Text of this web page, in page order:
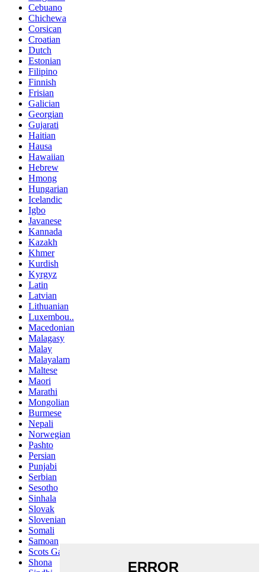
Cebuano
Chichewa
Corsican
Croatian
Dutch
Estonian
Filipino
Finnish
Frisian
Galician
Georgian
Gujarati
Haitian
Hausa
Hawaiian
Hebrew
Hmong
Hungarian
Icelandic
Igbo
Javanese
Kannada
Kazakh
Khmer
Kurdish
Kyrgyz
Latin
Latvian
Lithuanian
Luxembou..
Macedonian
Malagasy
Malay
Malayalam
Maltese
Maori
Marathi
Mongolian
Burmese
Nepali
Norwegian
Pashto
Persian
Punjabi
Serbian
Sesotho
Sinhala
Slovak
Slovenian
Somali
Samoan
Scots Gaelic
Shona